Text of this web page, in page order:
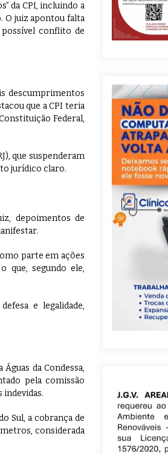
da CPI, incluindo a
O juiz apontou falta
conflito de
descumprimentos
que a CPI teria
Federal,
que suspenderam
jurídico claro.
depoimentos de
parte em ações
que, segundo ele,
e legalidade,
da Condessa,
pela comissão
Sul, a cobrança de
considerada